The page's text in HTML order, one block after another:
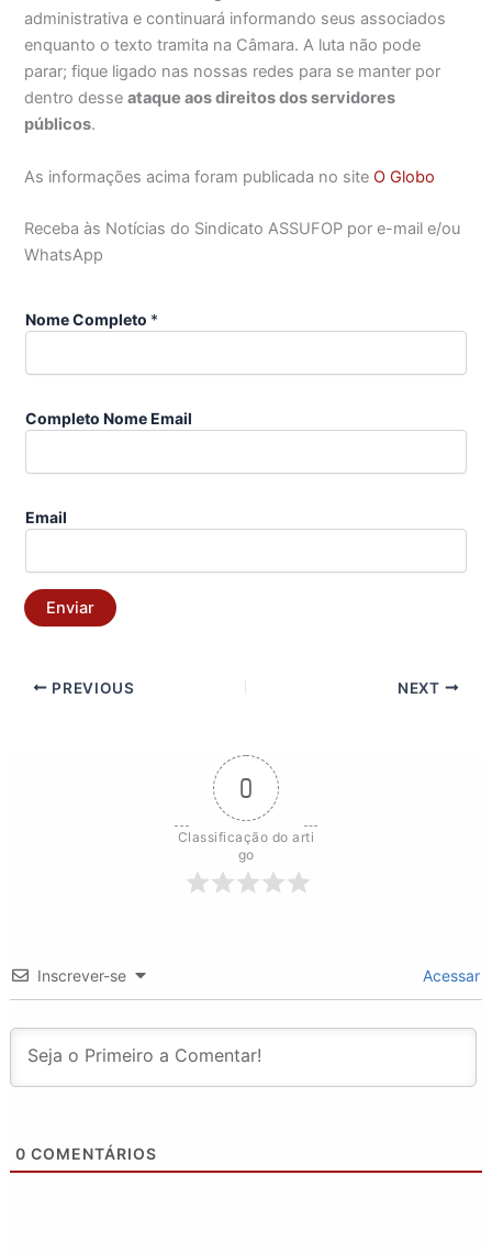
administrativa e continuará informando seus associados
enquanto o texto tramita na Câmara. A luta não pode
parar; fique ligado nas nossas redes para se manter por
dentro desseataque aos direitos dos servidores
públicos.
As informações acima foram publicada no site O Globo
Receba às Notícias do Sindicato ASSUFOP por e-mail e/ou
WhatsApp
Nome Completo *
Completo Nome Email
Email
Enviar
PREVIOUS NEXT
0
Classificação do arti
go
Inscrever-se Acessar
0 COMENTÁRIOS